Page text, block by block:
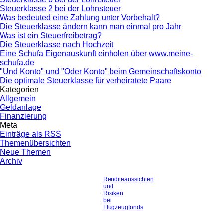
Steuerklasse 2 bei der Lohnsteuer
Was bedeuted eine Zahlung unter Vorbehalt?
Die Steuerklasse ändern kann man einmal pro Jahr
Was ist ein Steuerfreibetrag?
Die Steuerklasse nach Hochzeit
Eine Schufa Eigenauskunft einholen über www.meine-
schufa.de
"Und Konto" und "Oder Konto" beim Gemeinschaftskonto
Die optimale Steuerklasse für verheiratete Paare
Kategorien
Allgemein
Geldanlage
Finanzierung
Meta
Einträge als RSS
Themenübersichten
Neue Themen
Archiv
Renditeaussichten
und
Risiken
bei
Flugzeugfonds